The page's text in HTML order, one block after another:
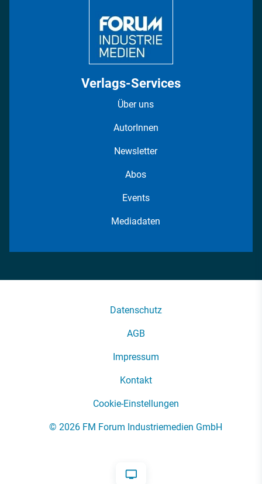
Verlags-Services
Über uns
AutorInnen
Newsletter
Abos
Events
Mediadaten
Datenschutz
AGB
Impressum
Kontakt
Cookie-Einstellungen
© 2026 FM Forum Industriemedien GmbH